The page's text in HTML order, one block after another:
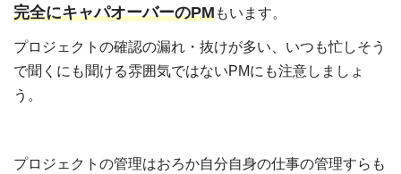
完全にキャパオーバーのPMもいます。
プロジェクトの確認の漏れ・抜けが多い、いつも忙しそう
で聞くにも聞ける雰囲気ではないPMにも注意しましょ
う。
プロジェクトの管理はおろか自分自身の仕事の管理すらも